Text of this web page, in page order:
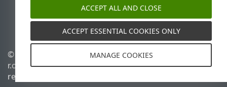
ESET Status Portal
Soporte técnico regional
© 1992 - 2026 ESET, spol. s
r.o. Todos los derechos
reservados.
Administrar cookies
Política de cookies
ACCEPT ALL AND CLOSE
ACCEPT ESSENTIAL COOKIES ONLY
MANAGE COOKIES